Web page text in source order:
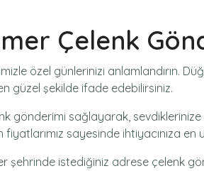
Çelenk
özel günlerinizi anlamlandırın.
güzel şekilde ifade edebilirsiniz.
gönderimi sağlayarak, sevdiklerinize
fiyatlarımız sayesinde ihtiyacınıza
şehrinde istediğiniz adrese çelenk